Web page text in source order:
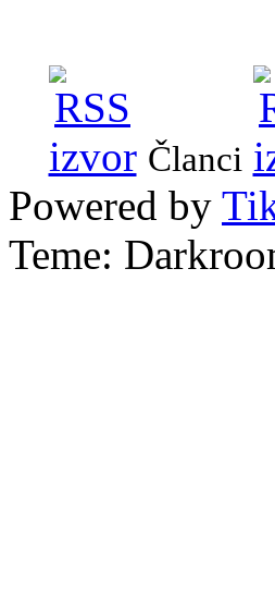
Članci
Powered by
Teme: